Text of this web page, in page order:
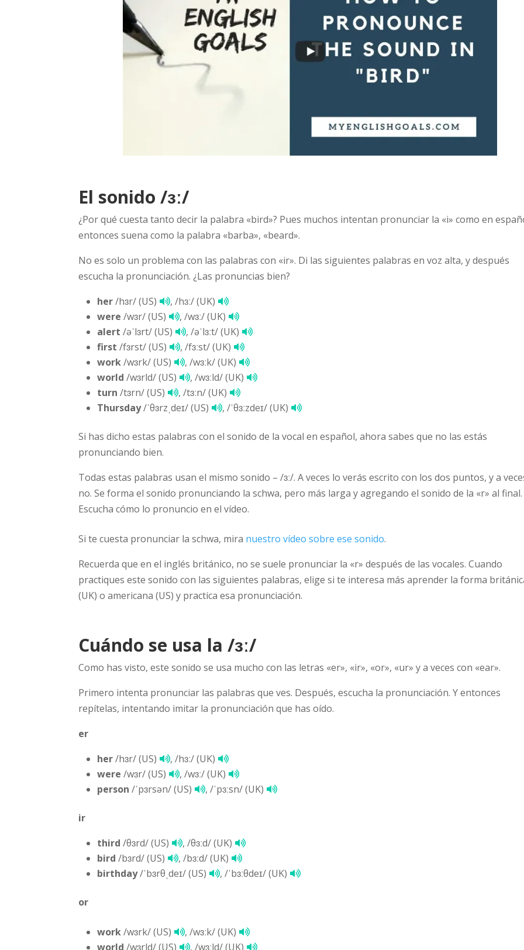
El sonido /ɜː/
¿Por qué cuesta tanto decir la palabra «bird»? Pues muchos intentan pronunciar la «i» como en
entonces suena como la palabra «barba», «beard».
No es solo un problema con las palabras con «ir». Di las siguientes palabras en voz alta, y después
escucha la pronunciación. ¿Las pronuncias bien?
her/hɜr/ (US)
, /hɜː/ (UK)
were /wɜr/ (US)
, /wɜː/ (UK)
alert /əˈlɜrt/ (US)
, /əˈlɜːt/ (UK)
first /fɜrst/ (US)
, /fɜːst/ (UK)
work/wɜrk/ (US)
, /wɜːk/ (UK)
world /wɜrld/ (US)
, /wɜːld/ (UK)
turn /tɜrn/ (US)
, /tɜːn/ (UK)
Thursday/ˈθɜrzˌdeɪ/ (US) , /ˈθɜːzdeɪ/ (UK)
Si has dicho estas palabras con el sonido de la vocal en español, ahora sabes que no las estás
pronunciando bien.
Todas estas palabras usan el mismo sonido – /ɜː/. A veces lo verás escrito con los dos puntos, y a
no. Se forma el sonido pronunciando la schwa, pero más larga y agregando el sonido de la «r» al final.
Escucha cómo lo pronuncio en el vídeo.
Si te cuesta pronunciar la schwa, mira nuestro vídeo sobre ese sonido.
Recuerda que en el inglés británico, no se suele pronunciar la «r» después de las vocales. Cuando
practiques este sonido con las siguientes palabras, elige si te interesa más aprender la forma
(UK) o americana (US) y practica esa pronunciación.
Cuándo se usa la /ɜː/
Como has visto, este sonido se usa mucho con las letras «er», «ir», «or», «ur» y a veces con «ear».
Primero intenta pronunciar las palabras que ves. Después, escucha la pronunciación. Y entonces
repítelas, intentando imitar la pronunciación que has oído.
er
her/hɜr/ (US)
, /hɜː/ (UK)
were /wɜr/ (US)
, /wɜː/ (UK)
person /ˈpɜrsən/ (US) , /ˈpɜːsn/ (UK)
ir
third /θɜrd/ (US)
, /θɜːd/ (UK)
bird /bɜrd/ (US)
, /bɜːd/ (UK)
birthday/ˈbɜrθˌdeɪ/ (US) , /ˈbɜːθdeɪ/ (UK)
or
work/wɜrk/ (US)
, /wɜːk/ (UK)
world /wɜrld/ (US) , /wɜːld/ (UK)